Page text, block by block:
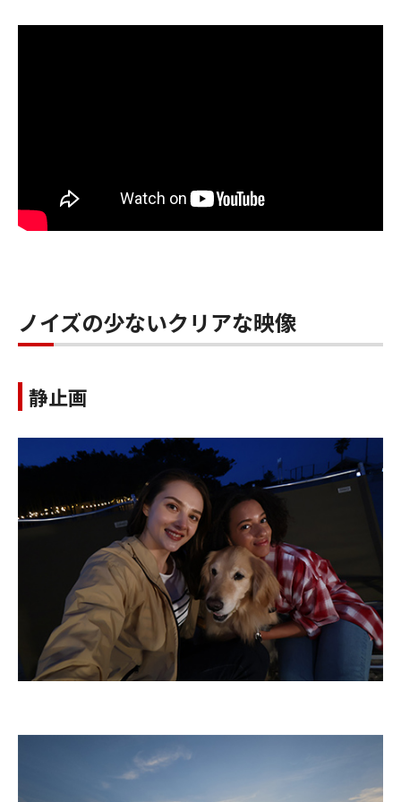
ノイズの少ないクリアな映像
静止画